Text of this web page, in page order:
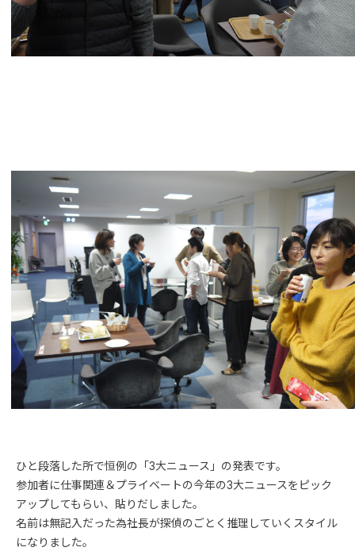
ひと段落した所で恒例の「3大ニュース」の発表です。
参加者に仕事関連＆プライベートの今年の3大ニュースをピック
アップしてもらい、貼りだしました。
名前は無記入だった為社長が探偵のごとく推理していくスタイル
になりました。